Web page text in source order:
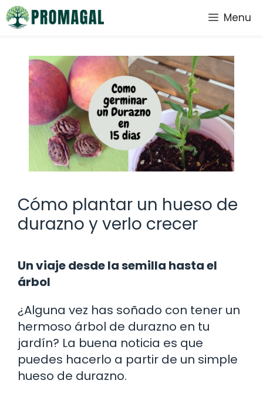
Saltar
al
Menu
Cómo plantar un hueso de
durazno y verlo crecer
Un viaje desde la semilla hasta el
árbol
¿Alguna vez has soñado con tener un
hermoso árbol de durazno en tu
jardín? La buena noticia es que
puedes hacerlo a partir de un simple
hueso de durazno.